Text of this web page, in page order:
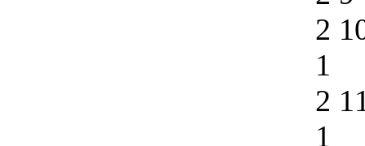
2
1
2
1